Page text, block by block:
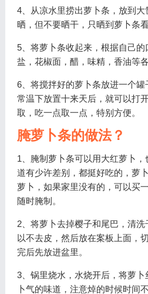
4、从凉水里捞出萝卜条，放到
晒，但不要晒干，只晒到萝卜条
5、将萝卜条收起来，根据自己
盐，花椒面，醋，味精，香油等
6、将搅拌好的萝卜条放进一个
常温下放置十来天后，就可以打
取，吃一点取一点，特别方便。
腌萝卜条的做法？
1、腌制萝卜条可以用大红萝卜
道有少许差别，都挺好吃的，萝
萝卜，如果家里没有的，可以买
随时腌制。
2、将萝卜去掉樱子和尾巴，清
以不去皮，然后放在案板上面，
完后先放进盆里。
3、锅里烧水，水烧开后，将萝
卜气的味道，注意焯的时候时间